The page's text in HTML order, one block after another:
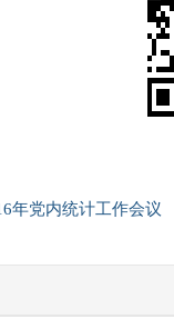
年党内统计工作会议